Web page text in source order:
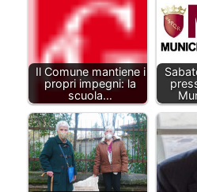
Il Comune mantiene i
propri impegni: la
scuola…